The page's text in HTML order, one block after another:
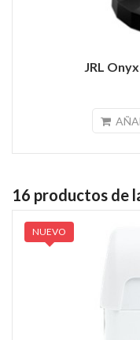
JRL
16 productos de
NUEVO